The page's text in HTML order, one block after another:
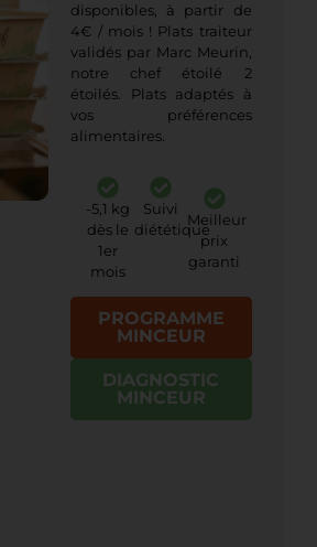
disponibles, à partir de
4€ / mois ! Plats traiteur
validés par Marc Meurin,
notre chef étoilé 2
étoilés. Plats adaptés à
vos préférences
alimentaires.
-5,1 kg
dès le
1er
mois
Suivi
diététique
Meilleur
prix
garanti
PROGRAMME
MINCEUR
DIAGNOSTIC
MINCEUR